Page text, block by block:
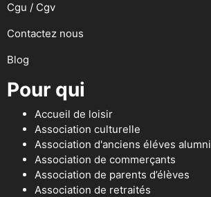
Cgu / Cgv
Contactez nous
Blog
Pour qui
Accueil de loisir
Association culturelle
Association d'anciens éléves alumni
Association de commerçants
Association de parents d’élèves
Association de retraités